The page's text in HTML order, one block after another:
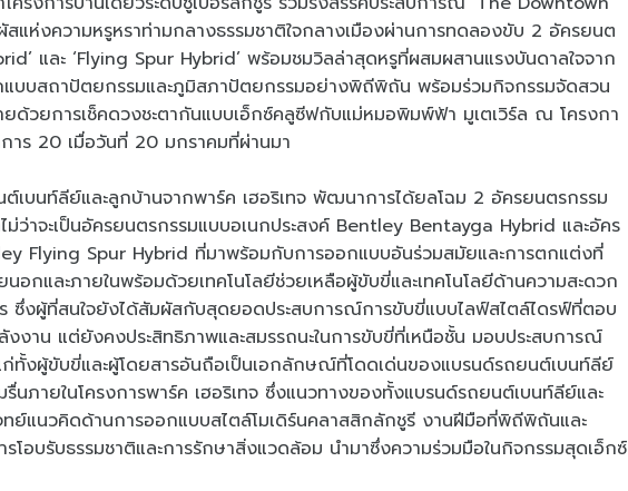
สแห่งความหรูหราท่ามกลางธรรมชาติใจกลางเมืองผ่านการทดลองขับ 2 อัครยนต
และ ‘Flying Spur Hybrid’ พร้อมชมวิลล่าสุดหรูที่ผสมผสานแรงบันดาลใจจาก
แบบสถาปัตยกรรมและภูมิสภาปัตยกรรมอย่างพิถีพิถัน พร้อมร่วมกิจกรรมจัดสวน
ด้วยการเช็คดวงชะตากันแบบเอ็กซ์คลูซีฟกับแม่หมอพิมพ์ฟ้า มูเตเวิร์ล ณ โครงกา
าร 20 เมื่อวันที่ 20 มกราคมที่ผ่านมา
เบนท์ลีย์และลูกบ้านจากพาร์ค เฮอริเทจ พัฒนาการได้ยลโฉม 2 อัครยนตรกรรม
ม่ว่าจะเป็นอัครยนตรกรรมแบบอเนกประสงค์ Bentley Bentayga Hybrid และอัคร
Flying Spur Hybrid ที่มาพร้อมกับการออกแบบอันร่วมสมัยและการตกแต่งที่
อกและภายในพร้อมด้วยเทคโนโลยีช่วยเหลือผู้ขับขี่และเทคโนโลยีด้านความสะดวก
ซึ่งผู้ที่สนใจยังได้สัมผัสกับสุดยอดประสบการณ์การขับขี่แบบไลฟ์สไตล์ไดรฟ์ที่ตอบ
งาน แต่ยังคงประสิทธิภาพและสมรรถนะในการขับขี่ที่เหนือชั้น มอบประสบการณ์
ก่ทั้งผู้ขับขี่และผู้โดยสารอันถือเป็นเอกลักษณ์ที่โดดเด่นของแบรนด์รถยนต์เบนท์ลีย์
นภายในโครงการพาร์ค เฮอริเทจ ซึ่งแนวทางของทั้งแบรนด์รถยนต์เบนท์ลีย์และ
ทย์แนวคิดด้านการออกแบบสไตล์โมเดิร์นคลาสสิกลักชูรี งานฝีมือที่พิถีพิถันและ
โอบรับธรรมชาติและการรักษาสิ่งแวดล้อม นำมาซึ่งความร่วมมือในกิจกรรมสุดเอ็กซ์